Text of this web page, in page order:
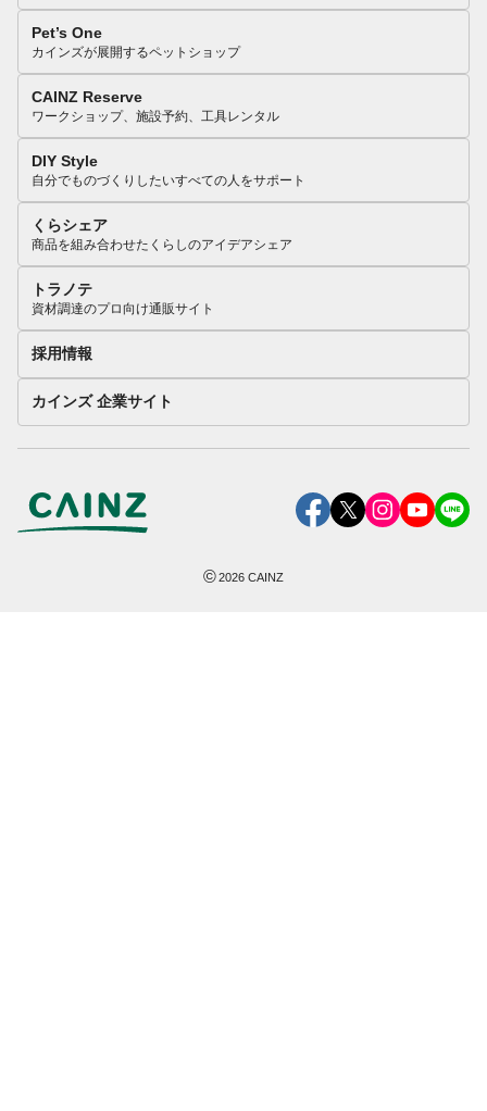
Pet’s One
カインズが展開するペットショップ
CAINZ Reserve
ワークショップ、施設予約、工具レンタル
DIY Style
自分でものづくりしたいすべての人をサポート
くらシェア
商品を組み合わせたくらしのアイデアシェア
トラノテ
資材調達のプロ向け通販サイト
採用情報
カインズ 企業サイト
©2026 CAINZ